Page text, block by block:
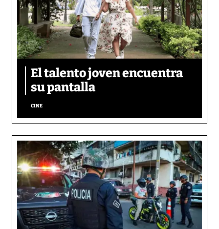
El talento joven encuentra
su pantalla​
CINE